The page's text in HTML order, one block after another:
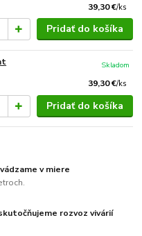
39,30 €/ks
Pridať do košíka
39,30 €/ks
Skladom
Pridať do košíka
v miere
rozvoz vivárií